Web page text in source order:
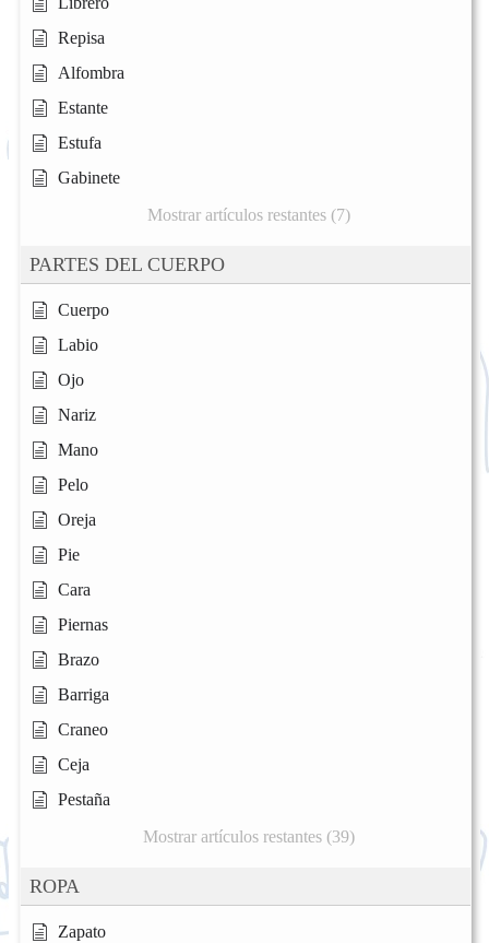
Repisa
Alfombra
Estante
Estufa
Gabinete
Mostrar artículos restantes (7)
PARTES DEL CUERPO
Cuerpo
Labio
Ojo
Nariz
Mano
Pelo
Oreja
Pie
Cara
Piernas
Brazo
Barriga
Craneo
Ceja
Pestaña
Mostrar artículos restantes (39)
ROPA
Zapato